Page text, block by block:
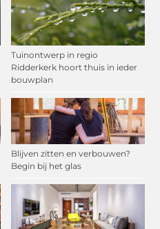
Tuinontwerp in regio
Ridderkerk hoort thuis in ieder
bouwplan
Blijven zitten en verbouwen?
Begin bij het glas